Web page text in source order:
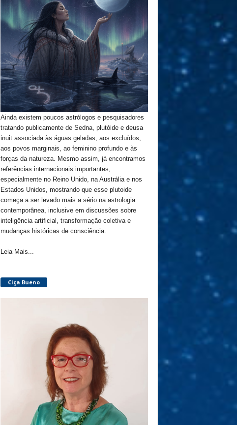
Ainda existem poucos astrólogos e pesquisadores
tratando publicamente de Sedna, plutóide e deusa
inuit associada às águas geladas, aos excluídos,
aos povos marginais, ao feminino profundo e às
forças da natureza. Mesmo assim, já encontramos
referências internacionais importantes,
especialmente no Reino Unido, na Austrália e nos
Estados Unidos, mostrando que esse plutoide
começa a ser levado mais a sério na astrologia
contemporânea, inclusive em discussões sobre
inteligência artificial, transformação coletiva e
mudanças históricas de consciência.
Leia Mais...
Ciça Bueno